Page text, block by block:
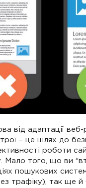
від адаптації веб-
– це шлях до
роботи
Мало того, що ви
пошукових
трафіку), так ще й